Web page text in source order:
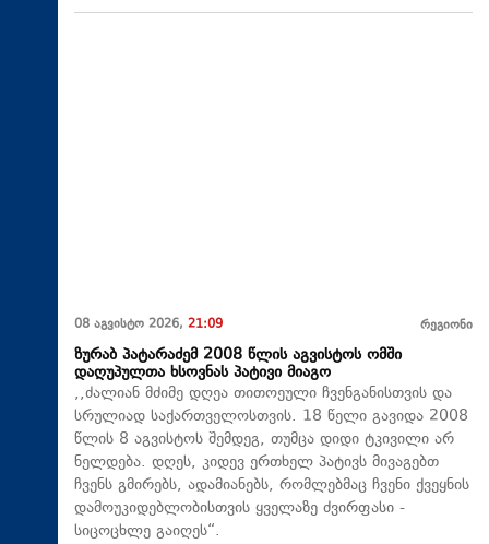
08 აგვისტო 2026, 21:09 რეგიონი
ზურაბ პატარაძემ 2008 წლის აგვისტოს ომში
დაღუპულთა ხსოვნას პატივი მიაგო
,,ძალიან მძიმე დღეა თითოეული ჩვენგანისთვის და
სრულიად საქართველოსთვის. 18 წელი გავიდა 2008
წლის 8 აგვისტოს შემდეგ, თუმცა დიდი ტკივილი არ
ნელდება. დღეს, კიდევ ერთხელ პატივს მივაგებთ
ჩვენს გმირებს, ადამიანებს, რომლებმაც ჩვენი ქვეყნის
დამოუკიდებლობისთვის ყველაზე ძვირფასი -
სიცოცხლე გაიღეს“.